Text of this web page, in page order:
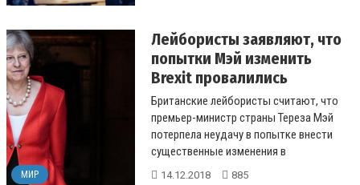
МИР
Лейбористы заявляют, что
попытки Мэй изменить
Brexit провалились
Британские лейбористы считают, что
премьер-министр страны Тереза Мэй
потерпела неудачу в попытке внести
существенные изменения в
согласованную с Брюсселем в ноябре
14.12.2018 885